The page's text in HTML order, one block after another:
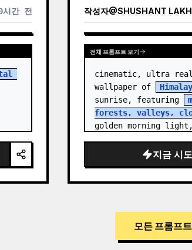
시간 전 작성자@SHUSHANT
전체 프롬프트 보기
cinematic, ultra
wallpaper of
sunrise, featuring
forests, valleys,
golden morning
지금 시도
모든 프롬프